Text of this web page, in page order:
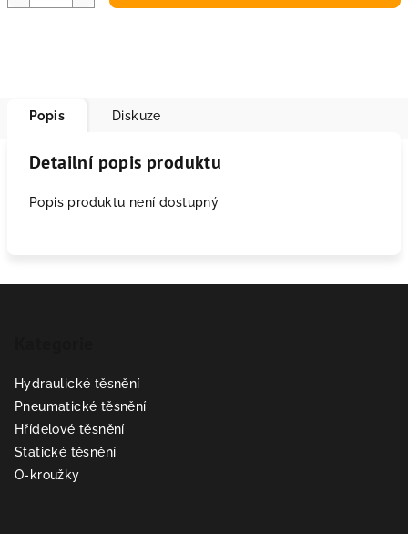
Popis Diskuze
Detailní popis produktu
Popis produktu není dostupný
Hydraulické těsnění
Pneumatické těsnění
Hřídelové těsnění
Statické těsnění
O-kroužky